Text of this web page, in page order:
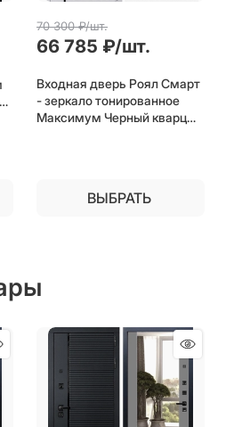
70 300 ₽/шт.
66 785 ₽/шт.
Входная дверь Роял Смарт
- зеркало тонированное
Максимум Черный кварц
ВЫБРАТЬ